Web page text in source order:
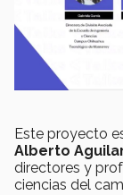
Este proyecto
Alberto
directores y
ciencias del